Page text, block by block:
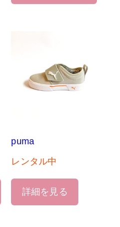
puma
レンタル中
詳細を見る